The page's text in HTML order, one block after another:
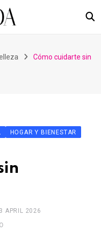
Cómo cuidarte sin
HOGAR Y BIENESTAR
3 APRIL 2026